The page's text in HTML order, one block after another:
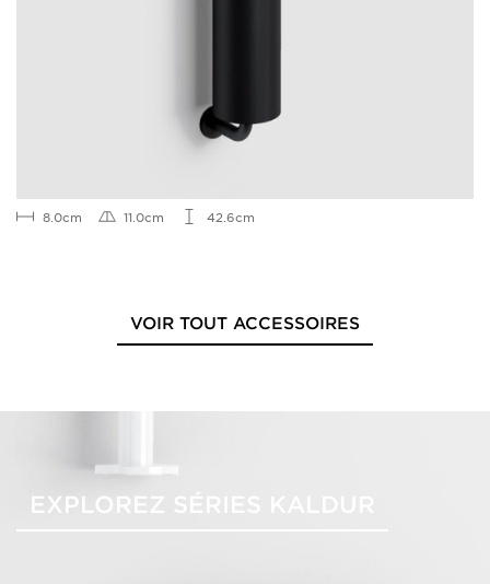
8.0cm 11.0cm 42.6cm
VOIR TOUT ACCESSOIRES
EXPLOREZ SÉRIES KALDUR